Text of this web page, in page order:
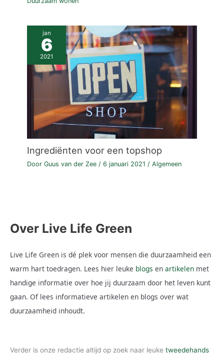
jan
6
2021
Ingrediënten voor een topshop
DoorGuus van der Zee/6 januari 2021/Algemeen
Over Live Life Green
Live Life Green is dé plek voor mensen die duurzaamheid een
warm hart toedragen. Lees hier leuke blogs en artikelen met
handige informatie over hoe jij duurzaam door het leven kunt
gaan. Of lees informatieve artikelen en blogs over wat
duurzaamheid inhoudt.
Verder is onze redactie altijd op zoek naar leuke tweedehands